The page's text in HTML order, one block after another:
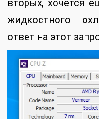
вторых, хочется
жидкостного
ответ на этот